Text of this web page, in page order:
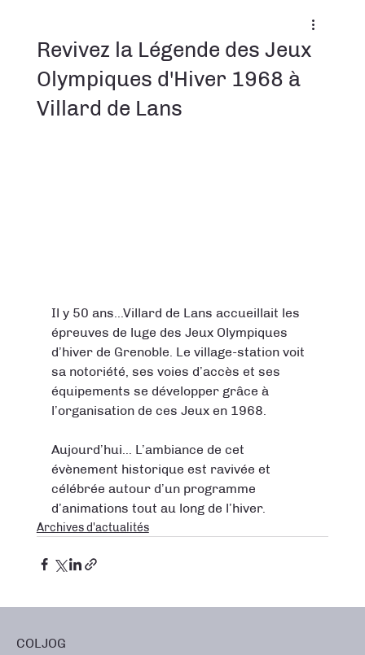
Revivez la Légende des Jeux
Olympiques d'Hiver 1968 à
Villard de Lans
Il y 50 ans...Villard de Lans accueillait les
épreuves de luge des Jeux Olympiques
d’hiver de Grenoble. Le village-station voit
sa notoriété, ses voies d’accès et ses
équipements se développer grâce à
l’organisation de ces Jeux en 1968.
Aujourd’hui… L’ambiance de cet
évènement historique est ravivée et
célébrée autour d’un programme
d’animations tout au long de l’hiver.
Archives d'actualités
COLJOG